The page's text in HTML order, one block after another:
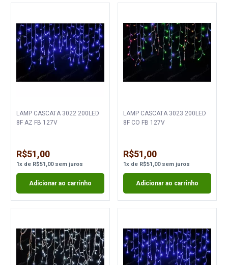
LAMP CASCATA 3022 200LED
8F AZ FB 127V
R$51,00
1x de R$51,00sem juros
Adicionar ao carrinho
LAMP CASCATA 3023 200LED
8F CO FB 127V
R$51,00
1xde R$51,00sem juros
Adicionar ao carrinho